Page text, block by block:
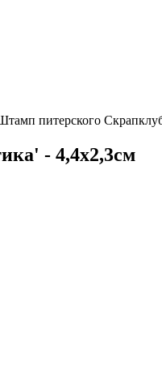
питерского
- 4,4х2,3см